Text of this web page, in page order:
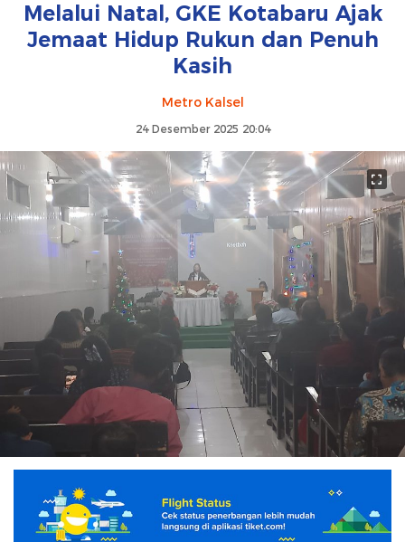
Melalui Natal, GKE Kotabaru Ajak
Jemaat Hidup Rukun dan Penuh
Kasih
Metro Kalsel
24 Desember 2025 20:04